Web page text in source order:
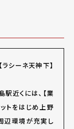
シーネ天神下】
近くには、【業
トをはじめ上野
辺環境が充実し